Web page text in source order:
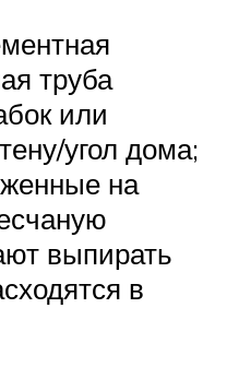
труба
или
угол дома;
на
выпирать
в